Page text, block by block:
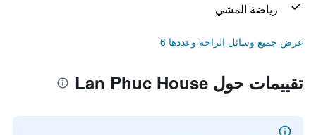
رياضة المشي
عرض جميع وسائل الراحة وعددها 6
تقييمات حول Lan Phuc House